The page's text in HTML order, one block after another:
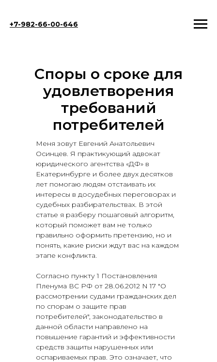
+7-982-66-00-646
Споры о сроке для
удовлетворения
требований
потребителей
Меня зовут Евгений Анатольевич
Осинцев. Я практикующий адвокат
юридического агентства «ДФ» в
Екатеринбурге и более двух десятков
лет помогаю людям отстаивать их
интересы в досудебных переговорах и
судебных разбирательствах. В этой
статье я разберу пошаговый алгоритм,
который поможет вам не только
правильно оформить претензию, но и
понять, какие риски ждут вас на каждом
этапе конфликта.
Согласно пункту 1 Постановления
Пленума ВС РФ от 28.06.2012 N 17 "О
рассмотрении судами гражданских дел
по спорам о защите прав
потребителей", законодательство в
данной области направлено на
повышение гарантий и эффективности
средств защиты нарушенных или
оспариваемых прав. Это означает, что